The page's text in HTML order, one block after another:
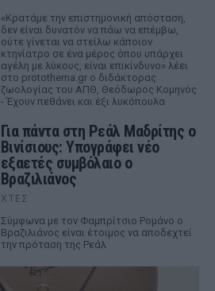
«Κρατάμε την επιστημονική απόσταση,
δεν είναι δυνατόν να πάω να επέμβω,
ούτε γίνεται να στείλω κάποιον
κτηνίατρο σε ένα μέρος όπου υπάρχει
αγέλη με λύκους, είναι επικίνδυνο» λέει
στο protothema.gr ο διδάκτορας
ζωολογίας του ΑΠΘ, Θεόδωρος Κομηνός
- Έχουν πεθάνει και έξι λυκόπουλα
Για πάντα στη Ρεάλ Μαδρίτης ο
Βινίσιους: Υπογράφει νέο
εξαετές συμβόλαιο ο
Βραζιλιάνος
ΧΤΕΣ
Σύμφωνα με τον Φαμπρίτσιο Ρομάνο ο
Βραζιλιάνος είναι έτοιμος να αποδεχτεί
την πρόταση της Ρεάλ